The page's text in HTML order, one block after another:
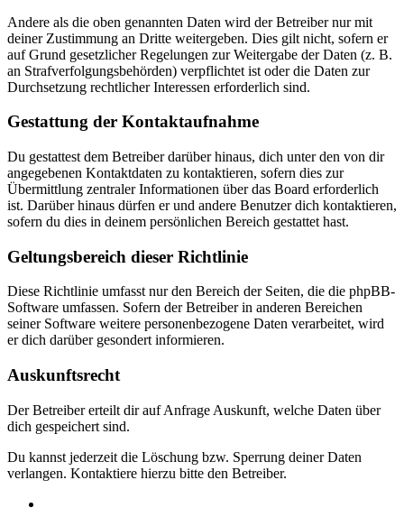
Andere als die oben genannten Daten wird der Betreiber nur mit
deiner Zustimmung an Dritte weitergeben. Dies gilt nicht, sofern er
auf Grund gesetzlicher Regelungen zur Weitergabe der Daten (z. B.
an Strafverfolgungsbehörden) verpflichtet ist oder die Daten zur
Durchsetzung rechtlicher Interessen erforderlich sind.
Gestattung der Kontaktaufnahme
Du gestattest dem Betreiber darüber hinaus, dich unter den von dir
angegebenen Kontaktdaten zu kontaktieren, sofern dies zur
Übermittlung zentraler Informationen über das Board erforderlich
ist. Darüber hinaus dürfen er und andere Benutzer dich kontaktieren,
sofern du dies in deinem persönlichen Bereich gestattet hast.
Geltungsbereich dieser Richtlinie
Diese Richtlinie umfasst nur den Bereich der Seiten, die die phpBB-
Software umfassen. Sofern der Betreiber in anderen Bereichen
seiner Software weitere personenbezogene Daten verarbeitet, wird
er dich darüber gesondert informieren.
Auskunftsrecht
Der Betreiber erteilt dir auf Anfrage Auskunft, welche Daten über
dich gespeichert sind.
Du kannst jederzeit die Löschung bzw. Sperrung deiner Daten
verlangen. Kontaktiere hierzu bitte den Betreiber.